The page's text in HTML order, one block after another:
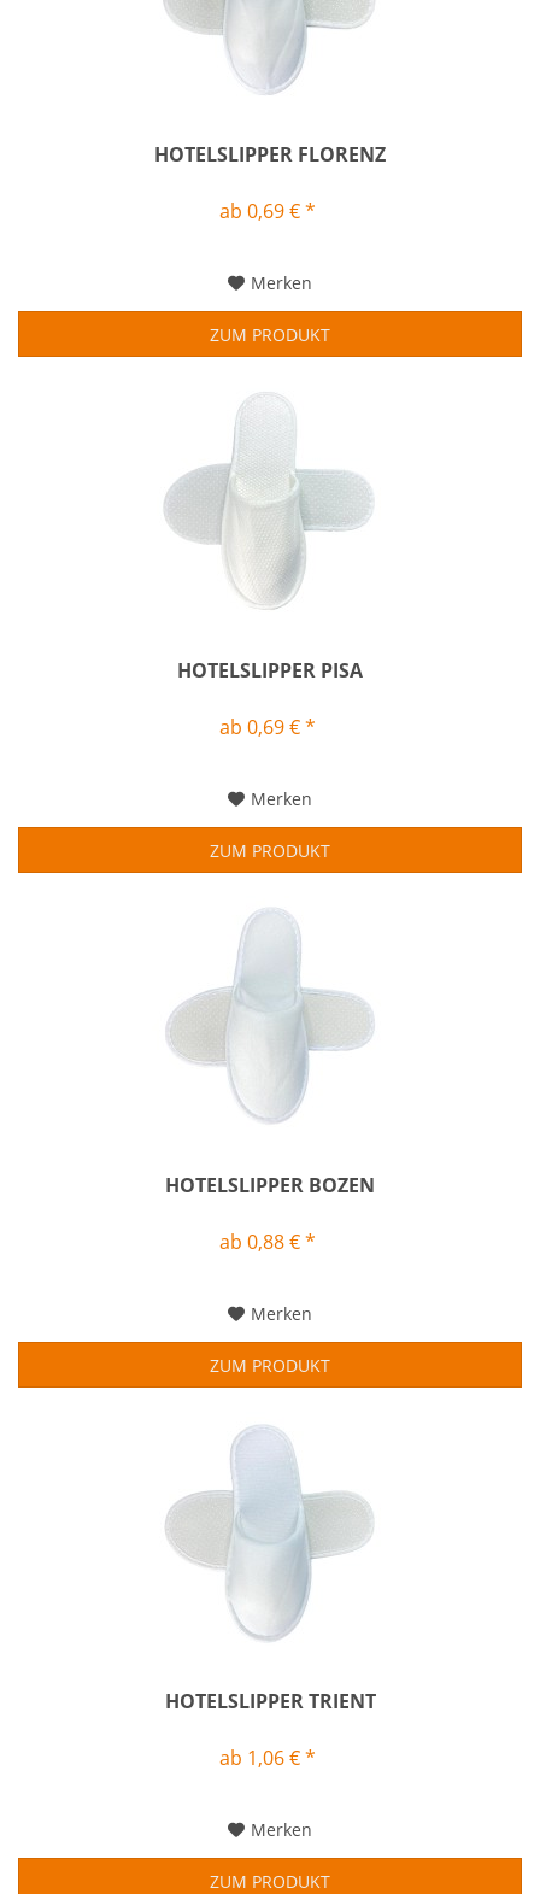
HOTELSLIPPER FLORENZ
ab 0,69 € *
Merken
ZUM PRODUKT
HOTELSLIPPER PISA
ab 0,69 € *
Merken
ZUM PRODUKT
HOTELSLIPPER BOZEN
ab 0,88 € *
Merken
ZUM PRODUKT
HOTELSLIPPER TRIENT
ab 1,06 € *
Merken
ZUM PRODUKT